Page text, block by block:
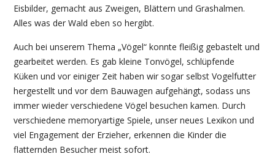
Eisbilder, gemacht aus Zweigen, Blättern und Grashalmen.
Alles was der Wald eben so hergibt.
Auch bei unserem Thema „Vögel“ konnte fleißig gebastelt und
gearbeitet werden. Es gab kleine Tonvögel, schlüpfende
Küken und vor einiger Zeit haben wir sogar selbst Vogelfutter
hergestellt und vor dem Bauwagen aufgehängt, sodass uns
immer wieder verschiedene Vögel besuchen kamen. Durch
verschiedene memoryartige Spiele, unser neues Lexikon und
viel Engagement der Erzieher, erkennen die Kinder die
flatternden Besucher meist sofort.